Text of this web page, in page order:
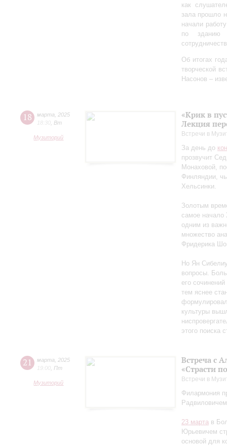
как
зала прошло
начали
по зданию
Об итогах
творческой
Насонов –
18 марта
2025
18:30 Вт
Музиторий
«Крик в
Лекция
Встречи в
За день до
прозвучит
Монаховой,
Финляндии,
Хельсинки.
Золотым
самое начало
одним из
множество
Фридерика
Но Ян
вопросы.
его
тем яснее
культуры
этого поиска
21 марта
2025
19:00 Пт
Музиторий
Встреча с
«Страсти
Встречи в
Филармония
23 марта в
Юрьевичем
основой для